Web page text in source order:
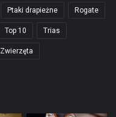
Ptaki drapieżne Rogate
Top 10 Trias
Zwierzęta